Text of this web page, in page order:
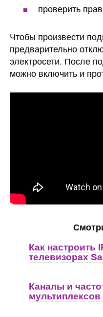
проверить
Чтобы произвести
предварительно
электросети. После
можно включить и
Как настроить
телевизорах
Каналы и